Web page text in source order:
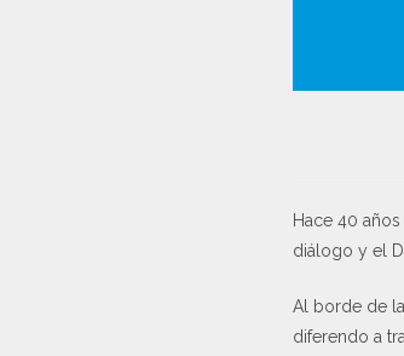
Hace 40
diálogo y el
Al borde de
diferendo a